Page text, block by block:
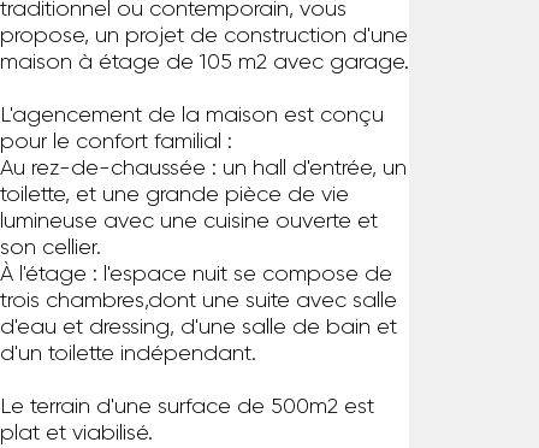
traditionnel ou contemporain, vous
propose, un projet de construction d'une
maison à étage de 105 m2 avec garage.
L'agencement de la maison est conçu
pour le confort familial :
Au rez-de-chaussée : un hall d'entrée, un
toilette, et une grande pièce de vie
lumineuse avec une cuisine ouverte et
son cellier.
À l'étage : l'espace nuit se compose de
trois chambres,dont une suite avec salle
d'eau et dressing, d'une salle de bain et
d'un toilette indépendant.
Le terrain d'une surface de 500m2 est
plat et viabilisé.